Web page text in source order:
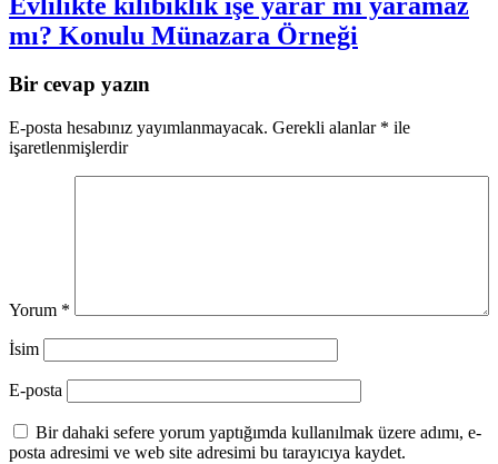
mı? Konulu Münazara Örneği
Bir cevap yazın
E-posta hesabınız yayımlanmayacak. Gerekli alanlar * ile
işaretlenmişlerdir
Yorum *
İsim
E-posta
Bir dahaki sefere yorum yaptığımda kullanılmak üzere adımı, e-
posta adresimi ve web site adresimi bu tarayıcıya kaydet.